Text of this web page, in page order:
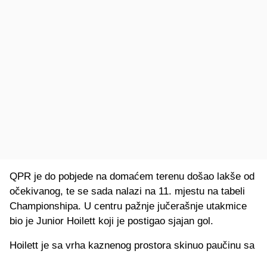
QPR je do pobjede na domaćem terenu došao lakše od
očekivanog, te se sada nalazi na 11. mjestu na tabeli
Championshipa. U centru pažnje jučerašnje utakmice
bio je Junior Hoilett koji je postigao sjajan gol.
Hoilett je sa vrha kaznenog prostora skinuo paučinu sa